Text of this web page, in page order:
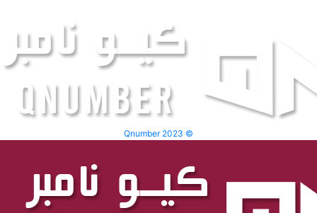
Qnumber 2023 ©